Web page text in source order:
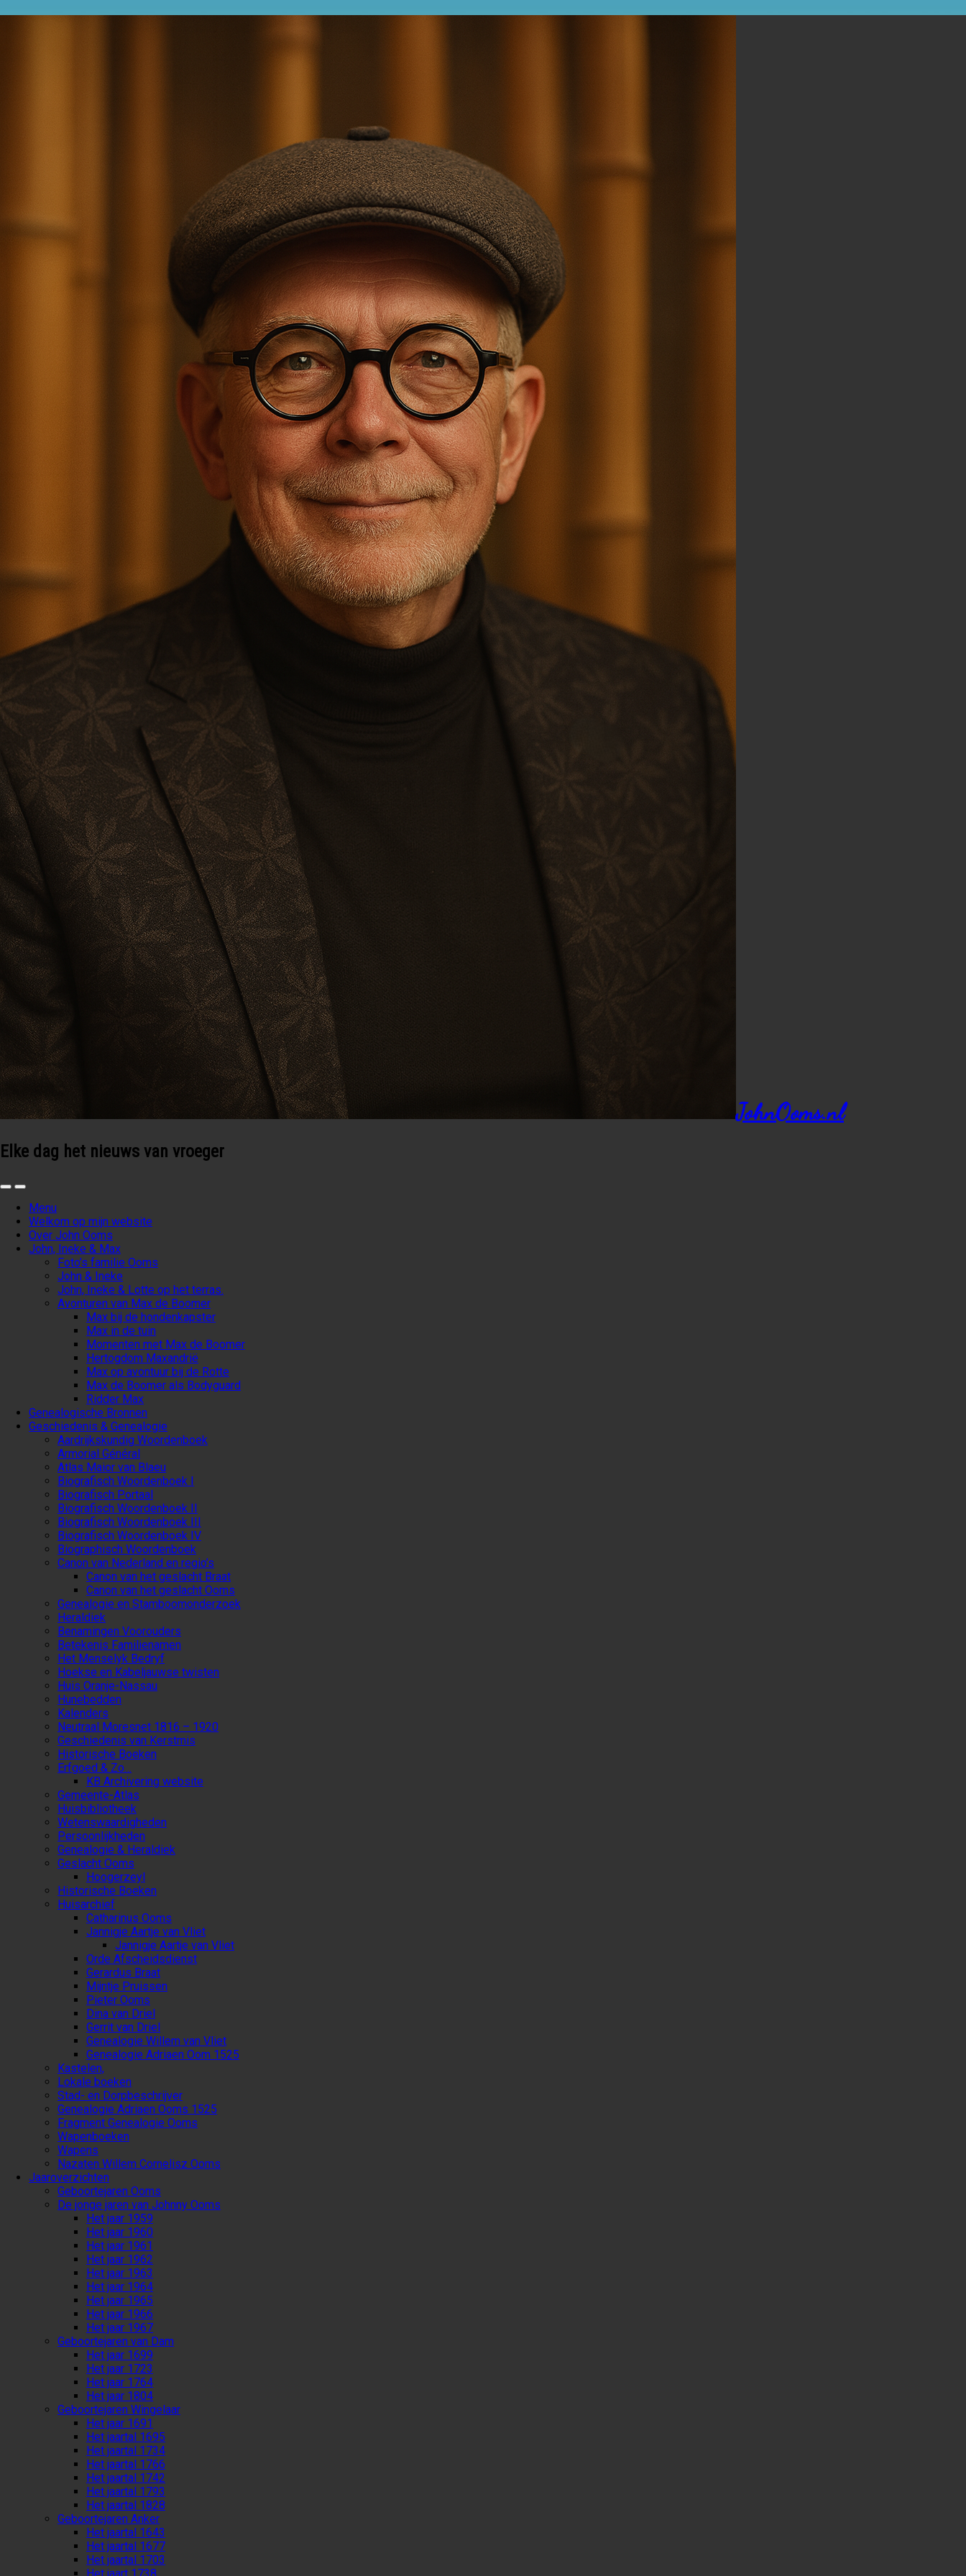
JohnOoms.nl
Elke dag het nieuws van vroeger
Menu
Welkom op mijn website
Over John Ooms
John, Ineke & Max
Foto’s familie Ooms
John & Ineke
John, Ineke & Lotte op het terras.
Avonturen van Max de Boomer
Max bij de hondenkapster
Max in de tuin
Momenten met Max de Boomer
Hertogdom Maxandrië
Max op avontuur bij de Rotte
Max de Boomer als Bodyguard
Ridder Max
Genealogische Bronnen
Geschiedenis & Genealogie
Aardrijkskundig Woordenboek
Armorial Général
Atlas Maior van Blaeu
Biografisch Woordenboek I
Biografisch Portaal
Biografisch Woordenboek II
Biografisch Woordenboek III
Biografisch Woordenboek IV
Biographisch Woordenboek
Canon van Nederland en regio’s
Canon van het geslacht Braat
Canon van het geslacht Ooms
Genealogie en Stamboomonderzoek
Heraldiek
Benamingen Voorouders
Betekenis Familienamen
Het Menselyk Bedryf
Hoekse en Kabeljauwse twisten
Huis Oranje-Nassau
Hunebedden
Kalenders
Neutraal Moresnet 1816 – 1920
Geschiedenis van Kerstmis
Historische Boeken
Erfgoed & Zo…
KB Archivering website
Gemeente-Atlas
Huisbibliotheek
Wetenswaardigheden
Persoonlijkheden
Genealogie & Heraldiek
Geslacht Ooms
Hoogerzeyl
Historische Boeken
Huisarchief
Catharinus Ooms
Jannigje Aartje van Vliet
Jannigje Aartje van Vliet
Orde Afscheidsdienst
Gerardus Braat
Mijntje Pruissen
Pieter Ooms
Dina van Driel
Gerrit van Driel
Genealogie Willem van Vliet
Genealogie Adriaen Oom 1525
Kastelen,
Lokale boeken
Stad- en Dorpbeschrijver
Genealogie Adriaen Ooms 1525
Fragment Genealogie Ooms
Wapenboeken
Wapens
Nazaten Willem Cornelisz Ooms
Jaaroverzichten
Geboortejaren Ooms
De jonge jaren van Johnny Ooms
Het jaar 1959
Het jaar 1960
Het jaar 1961
Het jaar 1962
Het jaar 1963
Het jaar 1964
Het jaar 1965
Het jaar 1966
Het jaar 1967
Geboortejaren van Dam
Het jaar 1699
Het jaar 1723
Het jaar 1764
Het jaar 1804
Geboortejaren Wingelaar
Het jaar 1691
Het jaartal 1695
Het jaartal 1734
Het jaartal 1766
Het jaartal 1742
Het jaartal 1793
Het jaartal 1828
Geboortejaren Anker
Het jaartal 1643
Het jaartal 1677
Het jaartal 1703